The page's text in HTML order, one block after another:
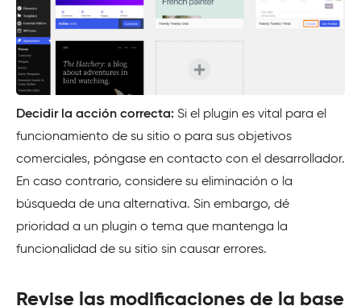
Decidir la acción correcta: Si el plugin es vital para el
funcionamiento de su sitio o para sus objetivos
comerciales, póngase en contacto con el desarrollador.
En caso contrario, considere su eliminación o la
búsqueda de una alternativa. Sin embargo, dé
prioridad a un plugin o tema que mantenga la
funcionalidad de su sitio sin causar errores.
Revise las modificaciones de la base